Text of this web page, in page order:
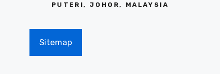
PUTERI, JOHOR, MALAYSIA
Sitemap